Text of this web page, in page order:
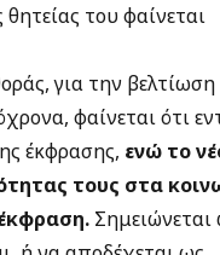
του φαίνεται
για την βελτίωση
φαίνεται ότι
έκφρασης, ενώ το
τους στα